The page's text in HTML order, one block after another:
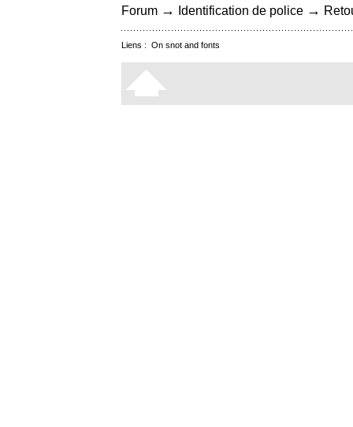
Forum → Identification de police →
Liens : On snot and fonts